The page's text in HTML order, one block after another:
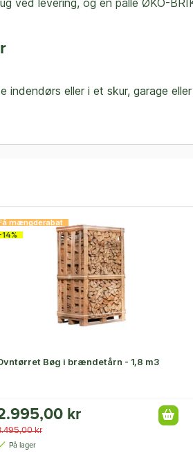
ved levering, og en palle ØKO-
eller i et skur, garage
mængderabat
Bøg i brændetårn - 1,8 m3
kr
kr
På lager